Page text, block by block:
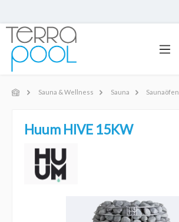
Sauna & Wellness Sauna Saunaöfen
Huum HIVE 15KW